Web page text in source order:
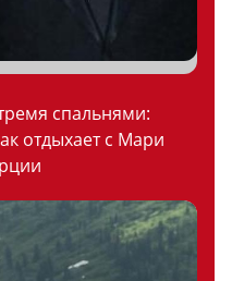
спальнями:
отдыхает с Мари